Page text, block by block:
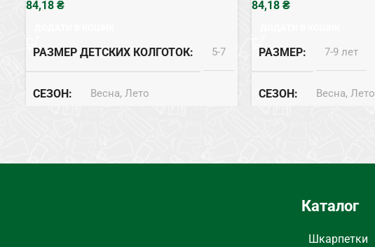
₴
РАЗМЕР ДЕТСКИХ КОЛГОТОК 5-7
СЕЗОН Весна, Лето
₴
РАЗМЕР 7-9 лет
СЕЗОН Весна, Лето
Каталог
Шкарпетки